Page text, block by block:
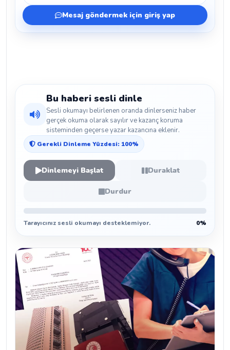
Mesaj göndermek için giriş yap
Bu haberi sesli dinle
Sesli okumayı belirlenen oranda dinlerseniz haber
gerçek okuma olarak sayılır ve kazanç koruma
sisteminden geçerse yazar kazancına eklenir.
Gerekli Dinleme Yüzdesi: 100%
Dinlemeyi Başlat Duraklat
Durdur
Tarayıcınız sesli okumayı desteklemiyor. 0%